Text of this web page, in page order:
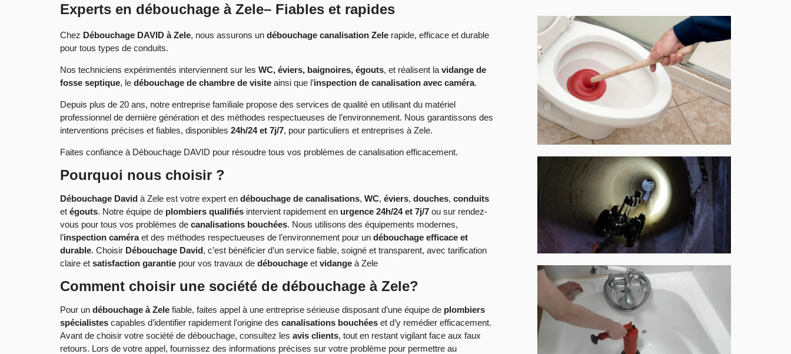
Experts en débouchage à Zele– Fiables et rapides​
Chez Débouchage DAVID à Zele, nous assurons un débouchage canalisation Zele rapide, efficace et durable
pour tous types de conduits.
Nos techniciens expérimentés interviennent sur les WC, éviers, baignoires, égouts, et réalisent la vidange de
fosse septique, le débouchage de chambre de visite ainsi que l’inspection de canalisation avec caméra.
Depuis plus de 20 ans, notre entreprise familiale propose des services de qualité en utilisant du matériel
professionnel de dernière génération et des méthodes respectueuses de l’environnement. Nous garantissons des
interventions précises et fiables, disponibles 24h/24 et 7j/7, pour particuliers et entreprises à Zele.
Faites confiance à Débouchage DAVID pour résoudre tous vos problèmes de canalisation efficacement.
Pourquoi nous choisir ?
Débouchage David à Zele est votre expert en débouchage de canalisations, WC, éviers, douches, conduits
et égouts. Notre équipe de plombiers qualifiés intervient rapidement en urgence 24h/24 et 7j/7 ou sur rendez-
vous pour tous vos problèmes de canalisations bouchées. Nous utilisons des équipements modernes,
l’inspection caméraet des méthodes respectueuses de l’environnement pour un débouchage efficace et
durable. Choisir Débouchage David, c’est bénéficier d’un service fiable, soigné et transparent, avec tarification
claire et satisfaction garantie pour vos travaux de débouchage et vidange à Zele
Comment choisir une société de débouchage à Zele?
Pour un débouchage à Zele fiable, faites appel à une entreprise sérieuse disposant d’une équipe de plombiers
spécialistes capables d’identifier rapidement l’origine des canalisations bouchées et d’y remédier efficacement.
Avant de choisir votre société de débouchage, consultez les avis clients, tout en restant vigilant face aux faux
retours. Lors de votre appel, fournissez des informations précises sur votre problème pour permettre au